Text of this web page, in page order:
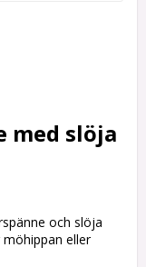
med slöja
och slöja
eller